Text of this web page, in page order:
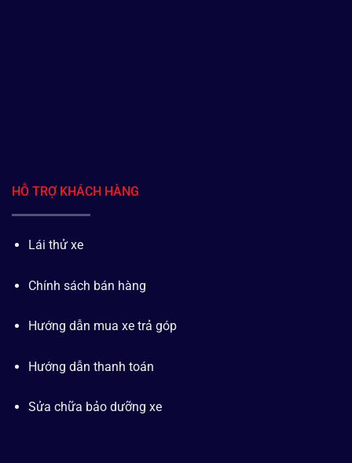
HỖ TRỢ KHÁCH HÀNG
Lái thử xe
Chính sách bán hàng
Hướng dẫn mua xe trả góp
Hướng dẫn thanh toán
Sửa chữa bảo dưỡng xe